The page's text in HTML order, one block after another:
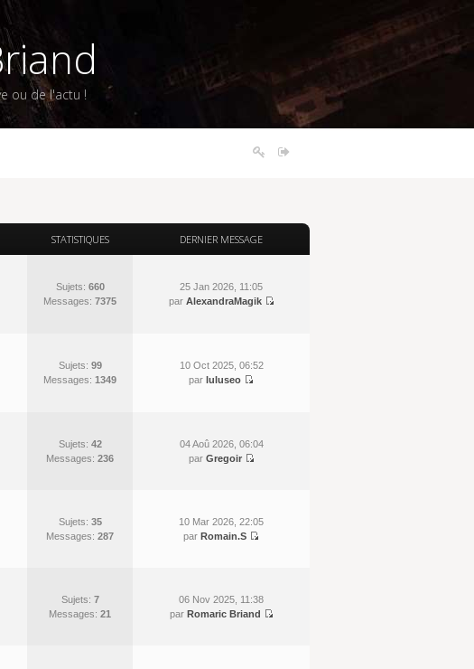
ou de l'actu !
STATISTIQUES DERNIER MESSAGE
Sujets: 660
Messages: 7375
25 Jan 2026, 11:05
par AlexandraMagik
Sujets: 99
Messages: 1349
10 Oct 2025, 06:52
par luluseo
Sujets: 42
Messages: 236
04 Aoû 2026, 06:04
par Gregoir
Sujets: 35
Messages: 287
10 Mar 2026, 22:05
par Romain.S
Sujets: 7
Messages: 21
06 Nov 2025, 11:38
par Romaric Briand